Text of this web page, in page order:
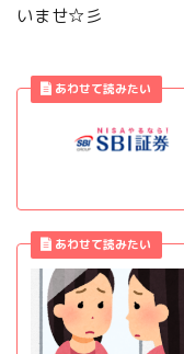
いませ☆彡